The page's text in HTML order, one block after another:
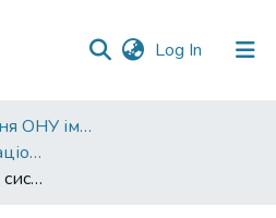
Log In (current)
Наукові видання ОНУ імені І. І. Мечникова
Вісник Одеського національного університету. Біологія
Алельний стан генів систем Ppd-1 та Vrn-1 у сортів озимої м’якої пшениці Інституту зрошуваного землеробства НААН України